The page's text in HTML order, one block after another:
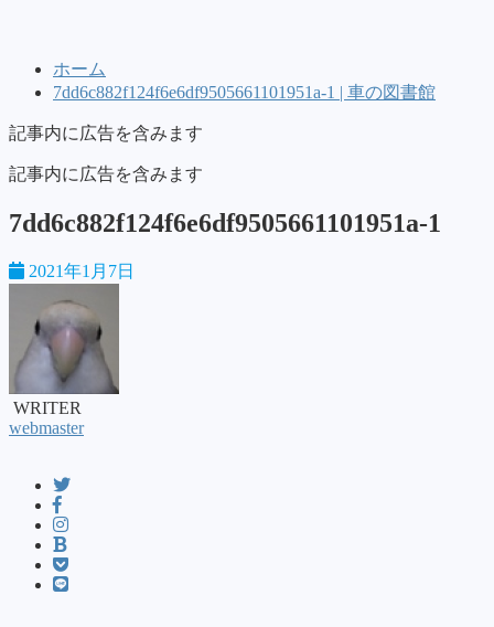
ホーム
7dd6c882f124f6e6df9505661101951a-1 | 車の図書館
記事内に広告を含みます
記事内に広告を含みます
7dd6c882f124f6e6df9505661101951a-1
2021年1月7日
WRITER
webmaster